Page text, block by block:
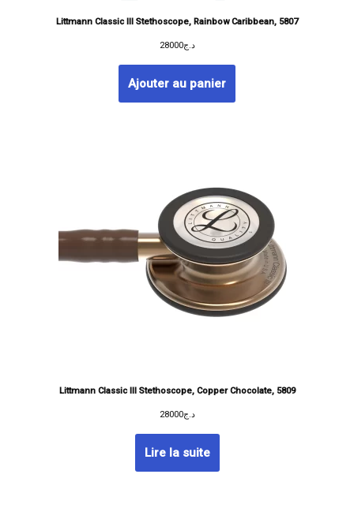
Littmann Classic III Stethoscope, Rainbow Caribbean, 5807
د.ج28000
Ajouter au panier
Littmann Classic III Stethoscope, Copper Chocolate, 5809
د.ج28000
Lire la suite